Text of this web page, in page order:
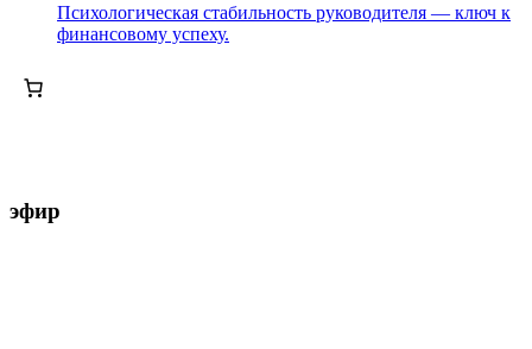
Психологическая стабильность руководителя — ключ к
финансовому успеху.
эфир